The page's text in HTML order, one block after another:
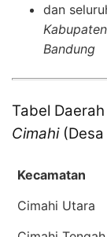
dan
Bandung
Tabel
Cimahi(Desa
Kecamatan
Cimahi Utara